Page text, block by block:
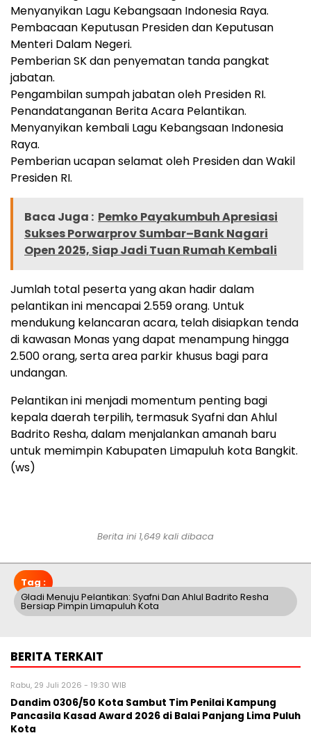
Menyanyikan Lagu Kebangsaan Indonesia Raya.
Pembacaan Keputusan Presiden dan Keputusan
Menteri Dalam Negeri.
Pemberian SK dan penyematan tanda pangkat
jabatan.
Pengambilan sumpah jabatan oleh Presiden RI.
Penandatanganan Berita Acara Pelantikan.
Menyanyikan kembali Lagu Kebangsaan Indonesia
Raya.
Pemberian ucapan selamat oleh Presiden dan Wakil
Presiden RI.
Baca Juga : Pemko Payakumbuh Apresiasi
Sukses Porwarprov Sumbar–Bank Nagari
Open 2025, Siap Jadi Tuan Rumah Kembali
Jumlah total peserta yang akan hadir dalam
pelantikan ini mencapai 2.559 orang. Untuk
mendukung kelancaran acara, telah disiapkan tenda
di kawasan Monas yang dapat menampung hingga
2.500 orang, serta area parkir khusus bagi para
undangan.
Pelantikan ini menjadi momentum penting bagi
kepala daerah terpilih, termasuk Syafni dan Ahlul
Badrito Resha, dalam menjalankan amanah baru
untuk memimpin Kabupaten Limapuluh kota Bangkit.
(ws)
Berita ini 1,649 kali dibaca
Tag :
Gladi Menuju Pelantikan: Syafni Dan Ahlul Badrito Resha
Bersiap Pimpin Limapuluh Kota
BERITA TERKAIT
Rabu, 29 Juli 2026 - 19:30 WIB
Dandim 0306/50 Kota Sambut Tim Penilai Kampung
Pancasila Kasad Award 2026 di Balai Panjang Lima Puluh
Kota